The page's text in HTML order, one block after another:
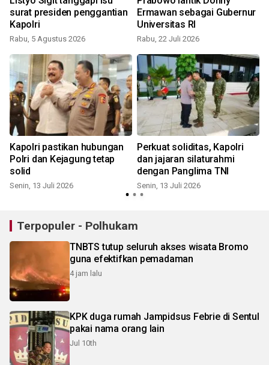
surat presiden penggantian
Kapolri
Rabu, 5 Agustus 2026
Ermawan sebagai Gubernur
Universitas RI
Rabu, 22 Juli 2026
Kapolri pastikan hubungan
Polri dan Kejagung tetap
solid
Senin, 13 Juli 2026
Perkuat soliditas, Kapolri
dan jajaran silaturahmi
dengan Panglima TNI
Senin, 13 Juli 2026
Terpopuler - Polhukam
TNBTS tutup seluruh akses wisata Bromo
guna efektifkan pemadaman
4 jam lalu
KPK duga rumah Jampidsus Febrie di Sentul
pakai nama orang lain
Jul 10th